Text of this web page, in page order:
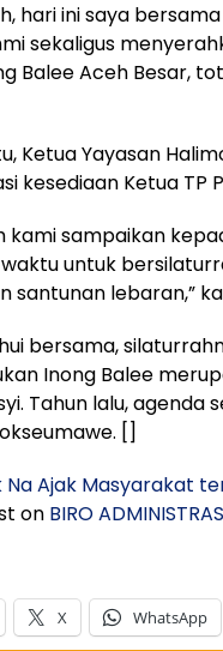
hari ini saya
sekaligus
Balee Aceh Besar,
Ketua Yayasan
kesediaan Ketua TP
kami sampaikan
untuk
santunan lebaran,”
bersama,
Inong Balee
Tahun lalu, agenda
[]
Na Ajak Masyarakat
on BIRO
X WhatsApp